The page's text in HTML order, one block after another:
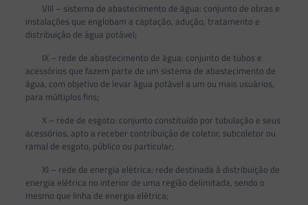
VIII – sistema de abastecimento de água: conjunto de obras e
instalações que englobam a captação, adução, tratamento e
distribuição de água potável;
IX – rede de abastecimento de água: conjunto de tubos e
acessórios que fazem parte de um sistema de abastecimento de
água, com objetivo de levar água potável a um ou mais usuários,
para múltiplos fins;
X – rede de esgoto: conjunto constituído por tubulação e seus
acessórios, apto a receber contribuição de coletor, subcoletor ou
ramal de esgoto, público ou particular;
XI – rede de energia elétrica: rede destinada à distribuição de
energia elétrica no interior de uma região delimitada, sendo o
mesmo que linha de energia elétrica;